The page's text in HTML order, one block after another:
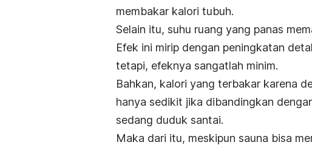
membakar kalori tubuh.
Selain itu, suhu ruang yang panas
Efek ini mirip dengan peningkatan
tetapi, efeknya sangatlah minim.
Bahkan, kalori yang terbakar karena
hanya sedikit jika dibandingkan
sedang duduk santai.
Maka dari itu, meskipun sauna bisa